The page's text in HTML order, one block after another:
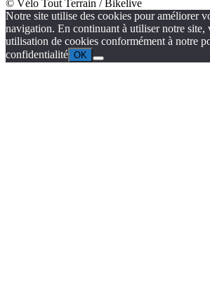
© Vélo Tout Terrain / Bikelive
Notre site utilise des cookies pour améliorer
navigation. En continuant à utiliser notre site,
utilisation de cookies conformément à notre
confidentialité OK